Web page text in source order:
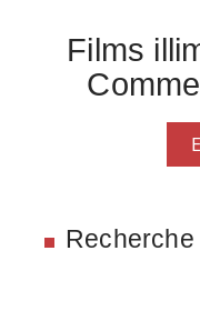
Films
Recherche